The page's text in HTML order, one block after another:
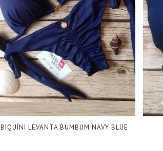
BIQUÍNI LEVANTA BUMBUM NAVY BLUE